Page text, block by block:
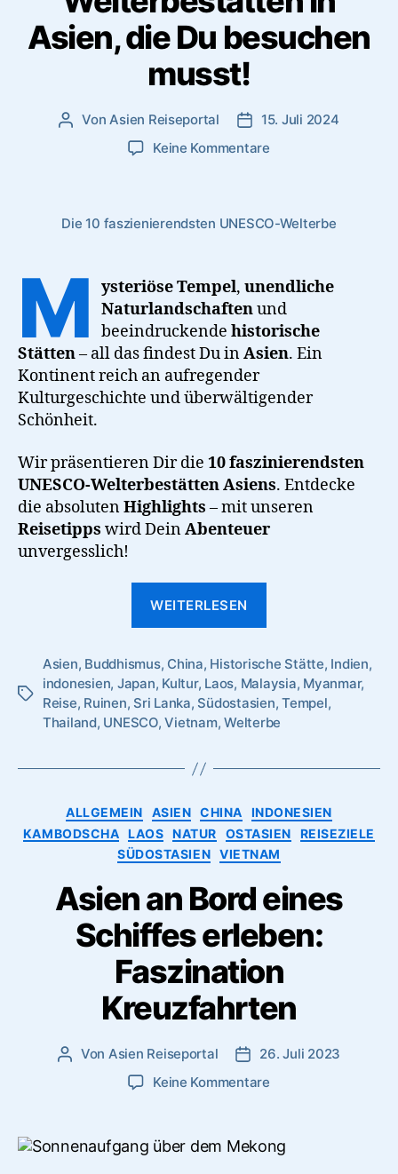
Asien, die Du besuchen
musst!
Beitragsautor
VonAsien Reiseportal Veröffentlichungsdatum
15. Juli 2024
Keine Kommentarezu
UNESCO-
Asien,
die
Du
besuchen
musst!
Die 10 faszienierendsten UNESCO-Welterbe
M ysteriöse Tempel,unendliche
Naturlandschaftenund
beeindruckendehistorische
Stätten– all das findest Du inAsien. Ein
Kontinent reich an aufregender
Kulturgeschichte und überwältigender
Schönheit.
Wir präsentieren Dir die 10 faszinierendsten
UNESCO-Welterbestätten Asiens. Entdecke
die absolutenHighlights – mit unseren
Reisetipps wird DeinAbenteuer
unvergesslich!
WEITERLESEN
UNESCO-
Welterbestätten
in
besuchen
musst!”
Schlagwörter
Asien, Buddhismus, China, Historische Stätte, Indien,
indonesien, Japan, Kultur, Laos, Malaysia, Myanmar,
Reise, Ruinen, Sri Lanka, Südostasien,Tempel,
Thailand, UNESCO,Vietnam,Welterbe
Kategorien
ALLGEMEIN ASIEN CHINA
INDONESIEN
KAMBODSCHA LAOS NATUR OSTASIEN
REISEZIELE
SÜDOSTASIEN VIETNAM
Asien an Bord eines
Schiffes erleben:
Faszination
Kreuzfahrten
Beitragsautor
Von Asien Reiseportal Veröffentlichungsdatum
26. Juli 2023
Keine Kommentarezu
Bord
eines